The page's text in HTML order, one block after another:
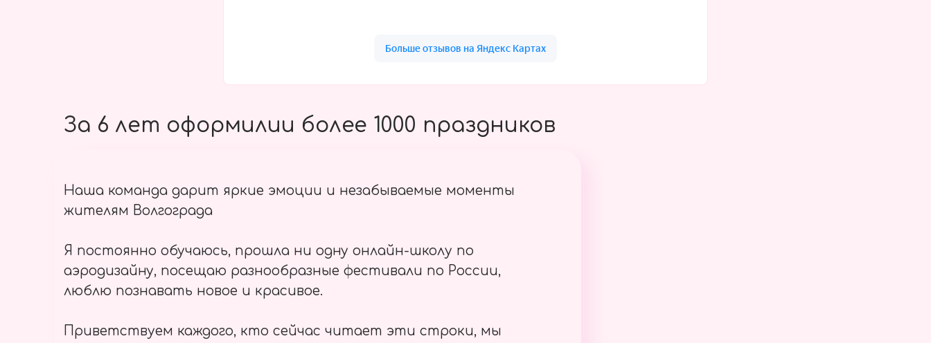
За 6 лет оформилии более 1000 праздников
Наша команда дарит яркие эмоции и незабываемые моменты
жителям Волгограда
Я постоянно обучаюсь, прошла ни одну онлайн-школу по
аэродизайну, посещаю разнообразные фестивали по России,
люблю познавать новое и красивое.
Приветствуем каждого, кто сейчас читает эти строки, мы